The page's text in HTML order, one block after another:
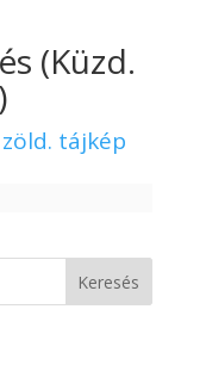
(Küzd.
tájkép